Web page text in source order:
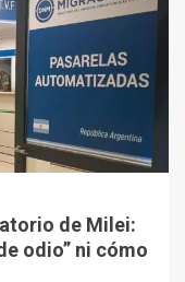
de Milei:
odio” ni cómo